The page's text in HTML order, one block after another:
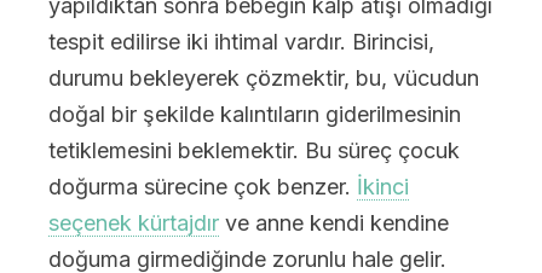
yapıldıktan sonra bebeğin kalp atışı olmadığı
tespit edilirse iki ihtimal vardır. Birincisi,
durumu bekleyerek çözmektir, bu, vücudun
doğal bir şekilde kalıntıların giderilmesinin
tetiklemesini beklemektir. Bu süreç çocuk
doğurma sürecine çok benzer. İkinci
seçenek kürtajdır ve anne kendi kendine
doğuma girmediğinde zorunlu hale gelir.